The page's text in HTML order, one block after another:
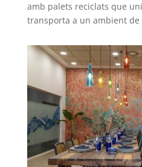
amb palets reciclats que
transporta a un ambient de